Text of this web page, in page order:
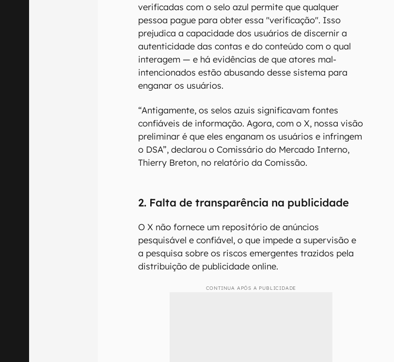
verificadas com o selo azul permite que qualquer
pessoa pague para obter essa "verificação". Isso
prejudica a capacidade dos usuários de discernir a
autenticidade das contas e do conteúdo com o qual
interagem — e há evidências de que atores mal-
intencionados estão abusando desse sistema para
enganar os usuários.
“Antigamente, os selos azuis significavam fontes
confiáveis de informação. Agora, com o X, nossa visão
preliminar é que eles enganam os usuários e infringem
o DSA”, declarou o Comissário do Mercado Interno,
Thierry Breton, no relatório da Comissão.
2. Falta de transparência na publicidade
O X não fornece um repositório de anúncios
pesquisável e confiável, o que impede a supervisão e
a pesquisa sobre os riscos emergentes trazidos pela
distribuição de publicidade online.
CONTINUA APÓS A PUBLICIDADE